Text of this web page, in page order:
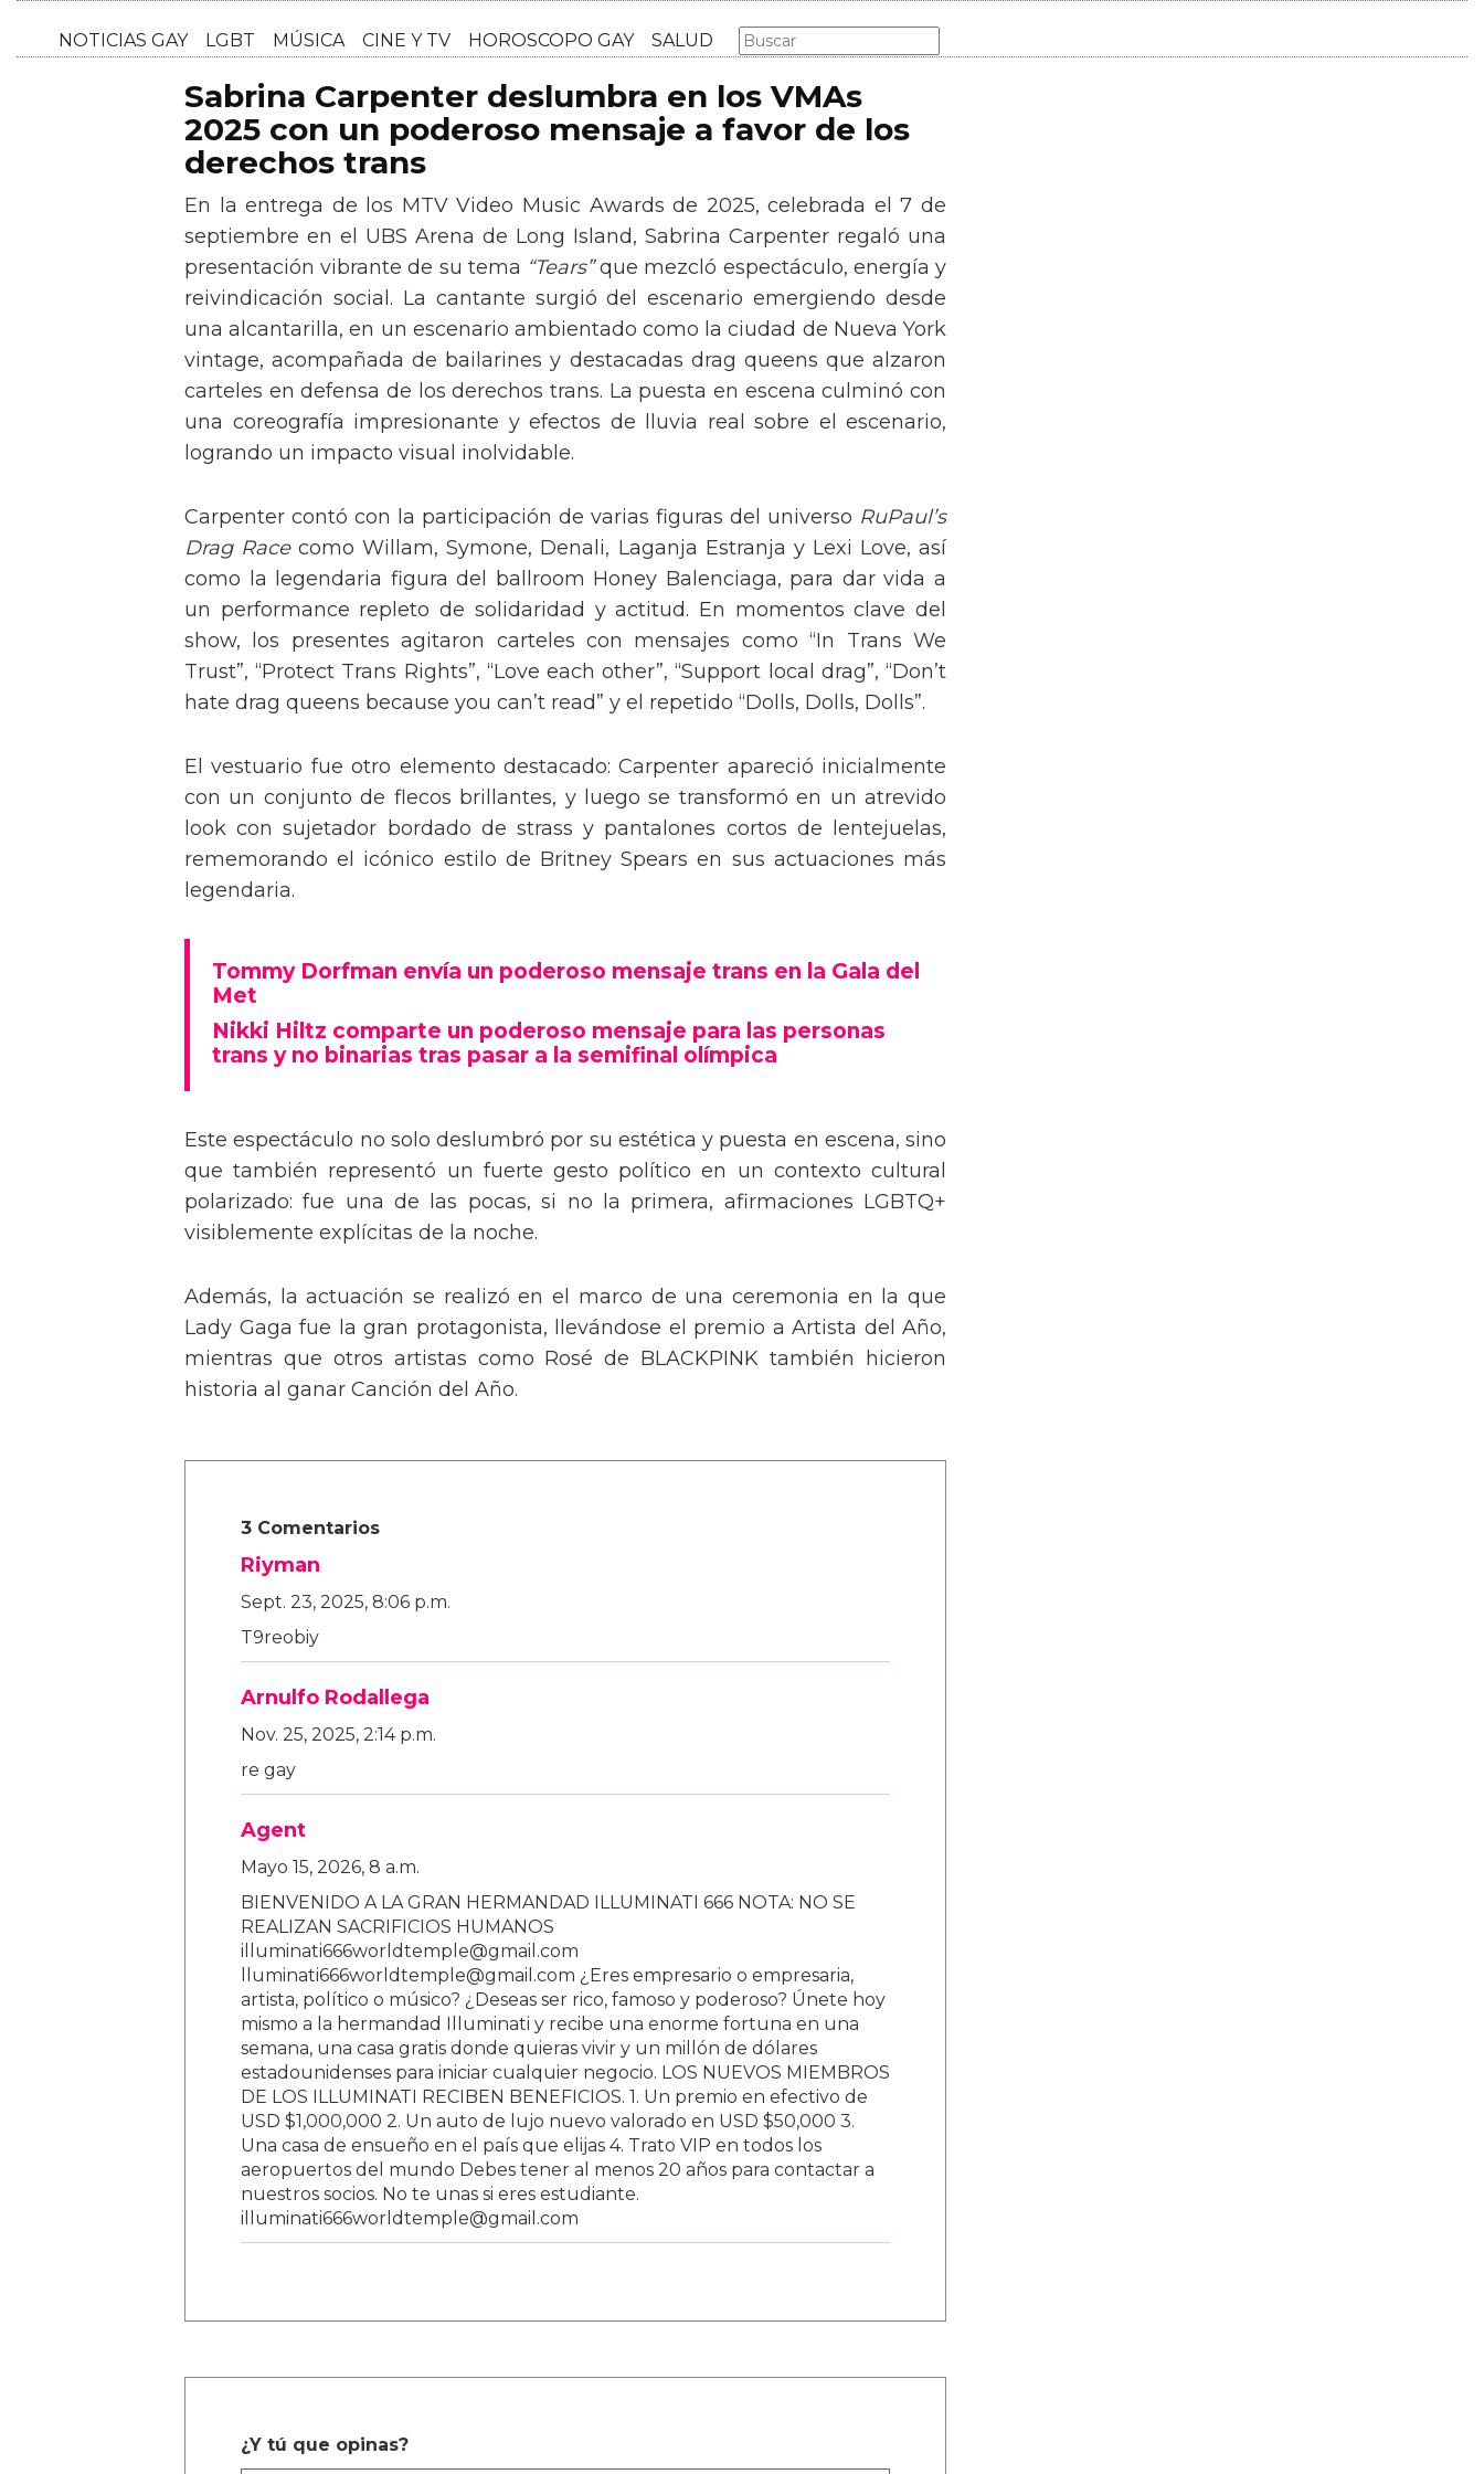
NOTICIAS GAY LGBT MÚSICA CINE Y TV
Sabrina Carpenter deslumbra en los VMAs
2025 con un poderoso mensaje a favor de los
derechos trans
En la entrega de los MTV Video Music Awards de 2025, celebrada el 7 de
septiembre en el UBS Arena de Long Island, Sabrina Carpenter regaló una
presentación vibrante de su tema “Tears”que mezcló espectáculo, energía y
reivindicación social. La cantante surgió del escenario emergiendo desde
una alcantarilla, en un escenario ambientado como la ciudad de Nueva York
vintage, acompañada de bailarines y destacadas drag queens que alzaron
carteles en defensa de los derechos trans. La puesta en escena culminó con
una coreografía impresionante y efectos de lluvia real sobre el escenario,
Carpenter contó con la participación de varias figuras del universo RuPaul’s
Drag Racecomo Willam, Symone, Denali, Laganja Estranja y Lexi Love, así
como la legendaria figura del ballroom Honey Balenciaga, para dar vida a
un performance repleto de solidaridad y actitud. En momentos clave del
show, los presentes agitaron carteles con mensajes como “In Trans We
Trust”, “Protect Trans Rights”, “Love each other”, “Support local drag”, “Don’t
El vestuario fue otro elemento destacado: Carpenter apareció inicialmente
con un conjunto de flecos brillantes, y luego se transformó en un atrevido
look con sujetador bordado de strass y pantalones cortos de lentejuelas,
rememorando el icónico estilo de Britney Spears en sus actuaciones más
Tommy Dorfman envía un poderoso mensaje trans en la Gala del
Met
Nikki Hiltz comparte un poderoso mensaje para las personas
Este espectáculo no solo deslumbró por su estética y puesta en escena, sino
que también representó un fuerte gesto político en un contexto cultural
polarizado: fue una de las pocas, si no la primera, afirmaciones LGBTQ+
Además, la actuación se realizó en el marco de una ceremonia en la que
Lady Gaga fue la gran protagonista, llevándose el premio a Artista del Año,
mientras que otros artistas como Rosé de BLACKPINK también hicieron
3 Comentarios
Riyman
Sept. 23, 2025, 8:06 p.m.
T9reobiy
Arnulfo Rodallega
Nov. 25, 2025, 2:14 p.m.
re gay
Agent
Mayo 15, 2026, 8 a.m.
BIENVENIDO A LA GRAN HERMANDAD ILLUMINATI 666 NOTA: NO SE
REALIZAN SACRIFICIOS HUMANOS
illuminati666worldtemple@gmail.com
lluminati666worldtemple@gmail.com ¿Eres empresario o empresaria,
artista, político o músico? ¿Deseas ser rico, famoso y poderoso? Únete hoy
mismo a la hermandad Illuminati y recibe una enorme fortuna en una
semana, una casa gratis donde quieras vivir y un millón de dólares
estadounidenses para iniciar cualquier negocio. LOS NUEVOS MIEMBROS
DE LOS ILLUMINATI RECIBEN BENEFICIOS. 1. Un premio en efectivo de
USD $1,000,000 2. Un auto de lujo nuevo valorado en USD $50,000 3.
Una casa de ensueño en el país que elijas 4. Trato VIP en todos los
aeropuertos del mundo Debes tener al menos 20 años para contactar a
nuestros socios. No te unas si eres estudiante.
illuminati666worldtemple@gmail.com